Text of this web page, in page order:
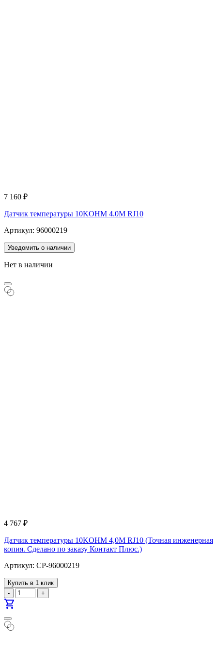
7 160 ₽
Датчик температуры 10KOHM 4.0M RJ10
Артикул: 96000219
Уведомить о наличии
Нет в наличии
4 767 ₽
Датчик температуры 10KOHM 4,0M RJ10 (Точная инженерная
копия. Cделано по заказу Контакт Плюс.)
Артикул: CP-96000219
Купить в 1 клик
-
+
shopping_cart